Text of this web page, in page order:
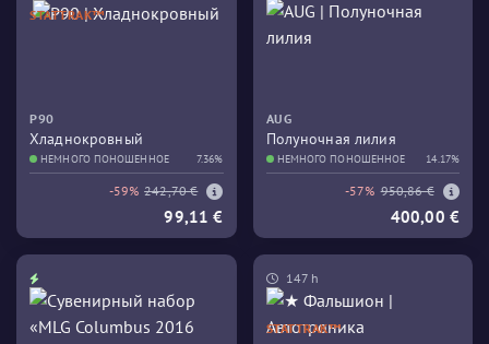
STATTRAK™
P90
Хладнокровный
НЕМНОГО ПОНОШЕННОЕ 7.36%
-59% 242,70 €
99,11 €
AUG
Полуночная лилия
НЕМНОГО ПОНОШЕННОЕ 14.17%
-57% 950,86 €
400,00 €
147 h
STATTRAK™